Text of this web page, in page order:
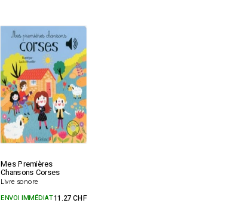
Mes Premières
Chansons Corses
Livre sonore
ENVOI IMMÉDIAT11.27 CHF